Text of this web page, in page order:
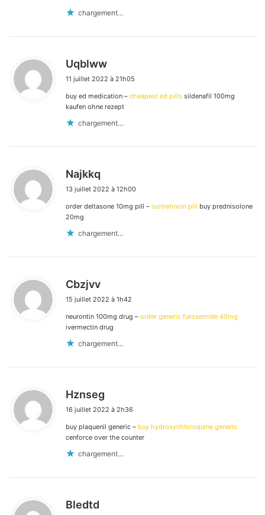
chargement…
Uqblww
t
:
11 juillet 2022 à 21h05
buy ed medication – cheapest ed pills sildenafil 100mg
kaufen ohne rezept
chargement…
Najkkq
t
13 juillet 2022 à 12h00
order deltasone 10mg pill – isotretinoin pill buy prednisolone
20mg
chargement…
Cbzjvv
t
:
15 juillet 2022 à 1h42
neurontin 100mg drug – order generic furosemide 40mg
ivermectin drug
chargement…
Hznseg
t
:
16 juillet 2022 à 2h36
buy plaquenil generic – buy hydroxychloroquine generic
cenforce over the counter
chargement…
Bledtd